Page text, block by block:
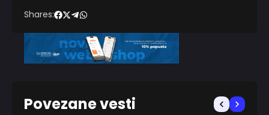
Shares:
Povezane vesti